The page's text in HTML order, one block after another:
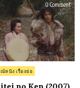
0 Commenton
รีวิว
no
Ken
หนัง เรื่องย่อ